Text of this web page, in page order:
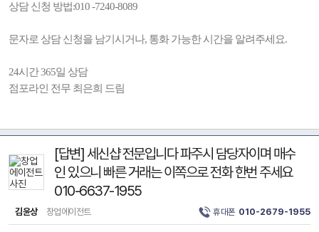
상담 신청 방법:010 -7240-8089
문자로 상담 신청을 남기시거나, 통화 가능한 시간을 알려주세요.
24시간 365일 상담
점포라인 전무 최은희 드림
[답변] 세신샵 전문입니다 파주시 담당자이며 매수
인 있으니 빠른 거래는 이쪽으로 전화 한번 주세요
010-6637-1955
김윤상 창업에이전트 휴대폰 010-2679-1955